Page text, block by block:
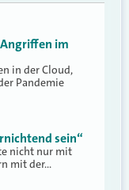
im
in der Cloud,
Pandemie
sein“
nicht nur mit
mit der…